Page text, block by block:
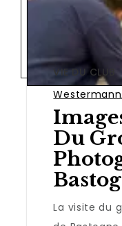
VIE DU CLUB
Westermann
Du
La visite du